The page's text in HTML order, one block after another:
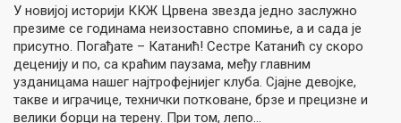
У новијој историји ККЖ Црвена звезда једно заслужно
презиме се годинама неизоставно спомиње, а и сада је
присутно. Погађате – Катанић! Сестре Катанић су скоро
деценију и по, са краћим паузама, међу главним
узданицама нашег најтрофејнијег клуба. Сјајне девојке,
такве и играчице, технички потковане, брзе и прецизне и
велики борци на терену. При том, лепо…